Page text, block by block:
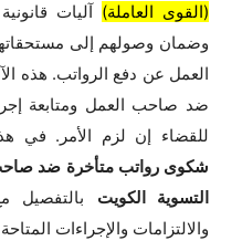
(القوى العاملة) آليات
وضمان وصولهم إلى
العمل عن دفع الرواتب. هذه
ضد صاحب العمل ومتابعة
للقضاء إن لزم الأمر. في
شكوى رواتب متأخرة ضد صاحب
التسوية الكويت بالتفصيل
والالتزامات والإجراءات